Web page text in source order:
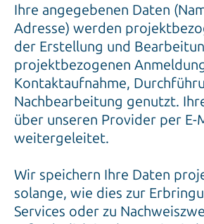
Ihre angegebenen Daten
Adresse) werden
der Erstellung und
projektbezogenen
Kontaktaufnahme,
Nachbearbeitung genutzt.
über unseren Provider per E-
weitergeleitet.
Wir speichern Ihre Daten
solange, wie dies zur
Services oder zu